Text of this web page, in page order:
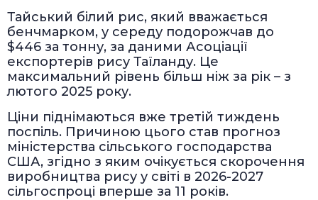
Тайський білий рис, який вважається
бенчмарком, у середу подорожчав до
$446 за тонну, за даними Асоціації
експортерів рису Таїланду. Це
максимальний рівень більш ніж за рік – з
лютого 2025 року.
Ціни піднімаються вже третій тиждень
поспіль. Причиною цього став прогноз
міністерства сільського господарства
США, згідно з яким очікується скорочення
виробництва рису у світі в 2026-2027
сільгоспроці вперше за 11 років.